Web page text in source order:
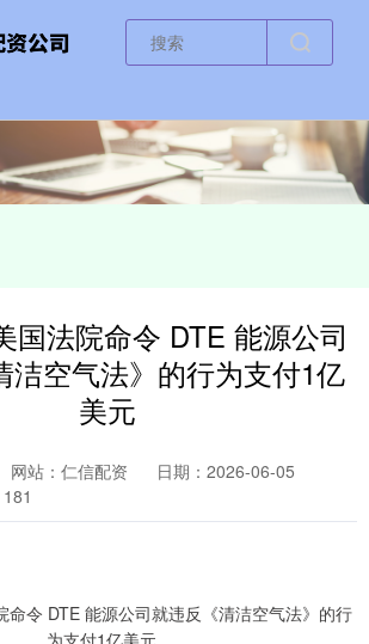
国法院命令 DTE 能源公司
洁空气法》的行为支付1亿
美元
网站：仁信配资
日期：2026-06-05